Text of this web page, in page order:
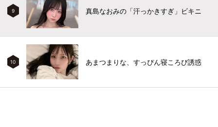
9 真島なおみの「汗っかきすぎ」ビキニ
10 あまつまりな、すっぴん寝ころび誘惑